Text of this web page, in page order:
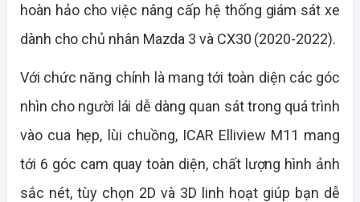
hoàn hảo cho việc nâng cấp hệ thống giám sát xe
dành cho chủ nhân Mazda 3 và CX30 (2020-2022).
Với chức năng chính là mang tới toàn diện các góc
nhìn cho người lái dễ dàng quan sát trong quá trình
vào cua hẹp, lùi chuồng, ICAR Elliview M11 mang
tới 6 góc cam quay toàn diện, chất lượng hình ảnh
sắc nét, tùy chọn 2D và 3D linh hoạt giúp bạn dễ